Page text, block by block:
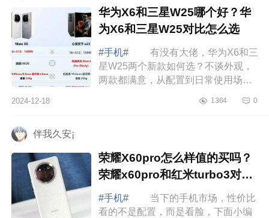
华为X6和三星W25哪个好？华
为X6和三星W25对比怎么选
#手机#
有没有大佬，华为X6和三
星W25两个新款如何选？不谈外观，
两款都满意，从配置到日常使用场景
介绍下华为X6和三星W25哪个好？华
2024-12-18 1364 0
伴我久安¡
荣耀X60pro怎么样值的买吗？
荣耀x60pro和红米turbo3对比
哪个好
#手机#
当下的手机市场，性价比
看的不是配置，而是看脸，下面小编